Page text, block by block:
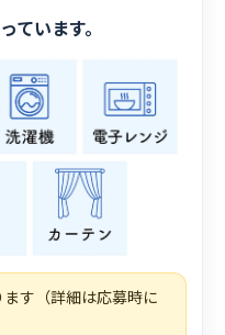
ています。
す（詳細は応募時に